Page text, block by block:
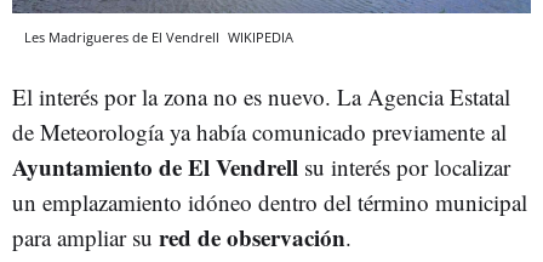
Les Madrigueres de El Vendrell WIKIPEDIA
El interés por la zona no es nuevo. La Agencia Estatal
de Meteorología ya había comunicado previamente al
Ayuntamiento de El Vendrell su interés por localizar
un emplazamiento idóneo dentro del término municipal
para ampliar su red de observación.